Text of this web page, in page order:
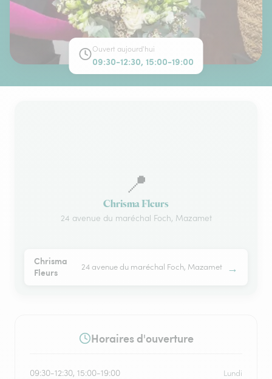
Ouvert aujourd'hui
09:30-12:30, 15:00-19:00
📍
Chrisma Fleurs
24 avenue du maréchal Foch, Mazamet
Chrisma
Fleurs
24 avenue du maréchal Foch, Mazamet →
Horaires d'ouverture
09:30-12:30, 15:00-19:00 Lundi